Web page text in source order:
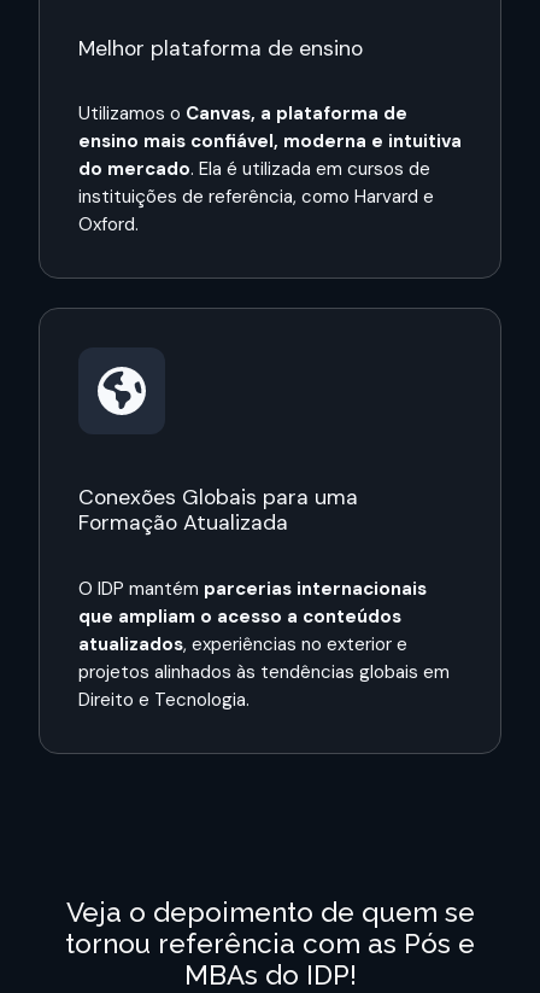
Melhor plataforma de ensino
Utilizamos o Canvas, a plataforma de
ensino mais confiável, moderna e intuitiva
do mercado. Ela é utilizada em cursos de
instituições de referência, como Harvard e
Oxford.
Conexões Globais para uma
Formação Atualizada
O IDP mantém parcerias internacionais
que ampliam o acesso a conteúdos
atualizados, experiências no exterior e
projetos alinhados às tendências globais em
Direito e Tecnologia.
Veja o depoimento de quem se
tornou referência com as Pós e
MBAs do IDP!